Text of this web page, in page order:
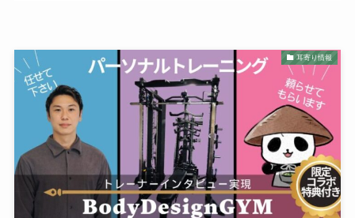
耳寄り情報